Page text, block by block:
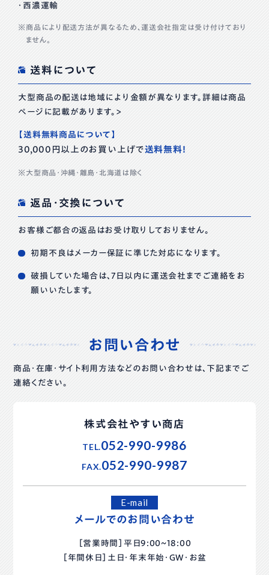
・西濃運輸
商品により配送方法が異なるため、運送会社指定は受け付けており
ません。
送料について
大型商品の配送は地域により金額が異なります。詳細は商品
ページに記載があります。>
【送料無料商品について】
30,000円以上のお買い上げで送料無料！
大型商品・沖縄・離島・北海道は除く
返品・交換について
お客様ご都合の返品はお受け取りしておりません。
初期不良はメーカー保証に準じた対応になります。
破損していた場合は、7日以内に運送会社までご連絡をお
願いいたします。
お問い合わせ
商品・在庫・サイト利用方法などのお問い合わせは、下記までご
連絡ください。
株式会社やすい商店
TEL.052-990-9986
FAX.052-990-9987
E-mail
メールでのお問い合わせ
［営業時間］平日9:00~18:00
［年間休日］土日・年末年始・GW・お盆